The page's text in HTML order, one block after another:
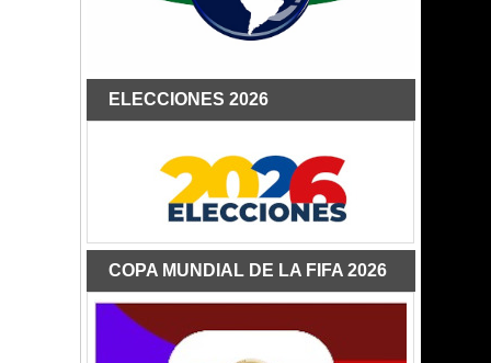
ELECCIONES 2026
COPA MUNDIAL DE LA FIFA 2026